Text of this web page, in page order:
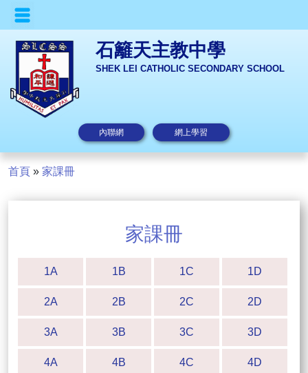
石籬天主教中學
SHEK LEI CATHOLIC SECONDARY SCHOOL
內聯網 網上學習
首頁 » 家課冊
家課冊
1A 1B 1C 1D
2A 2B 2C 2D
3A 3B 3C 3D
4A 4B 4C 4D